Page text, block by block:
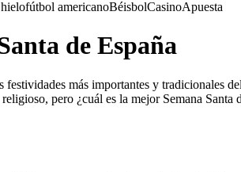
fútbol americanoBéisbolCasinoApuesta
de España
festividades más importantes y tradicionales
pero ¿cuál es la mejor Semana